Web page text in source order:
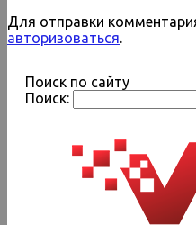
Для отправки
авторизоваться.
Поиск по сайту
Поиск: